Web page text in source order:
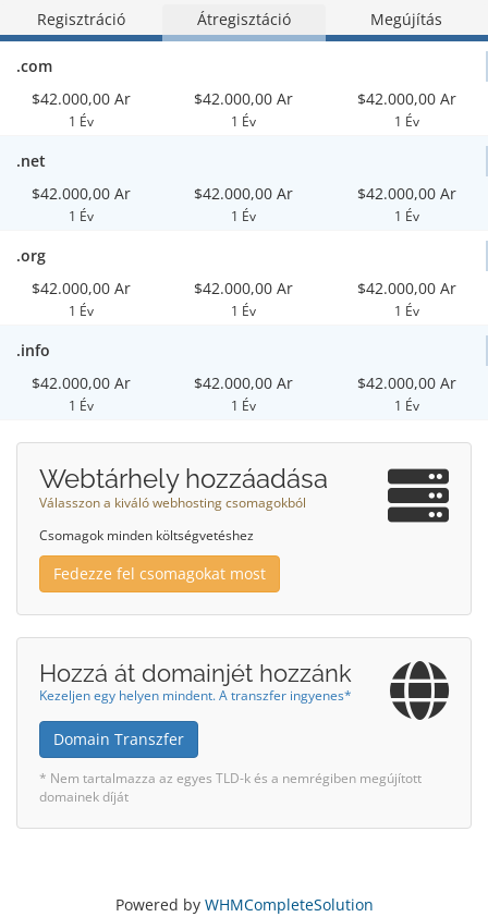
Regisztráció
Átregisztáció Megújítás
.com
$42.000,00 Ar
1 Év
$42.000,00 Ar
1 Év
$42.000,00 Ar
1 Év
.net
$42.000,00 Ar
1 Év
$42.000,00 Ar
1 Év
$42.000,00 Ar
1 Év
.org
$42.000,00 Ar
1 Év
$42.000,00 Ar
1 Év
$42.000,00 Ar
1 Év
.info
$42.000,00 Ar
1 Év
$42.000,00 Ar
1 Év
$42.000,00 Ar
1 Év
Webtárhely hozzáadása
Válasszon a kiváló webhosting csomagokból
Csomagok minden költségvetéshez
Fedezze fel csomagokat most
Hozzá át domainjét hozzánk
Kezeljen egy helyen mindent. A transzfer ingyenes*
Domain Transzfer
* Nem tartalmazza az egyes TLD-k és a nemrégiben megújított
domainek díját
Powered by WHMCompleteSolution